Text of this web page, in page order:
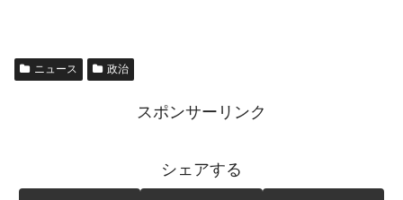
ニュース 政治
スポンサーリンク
シェアする